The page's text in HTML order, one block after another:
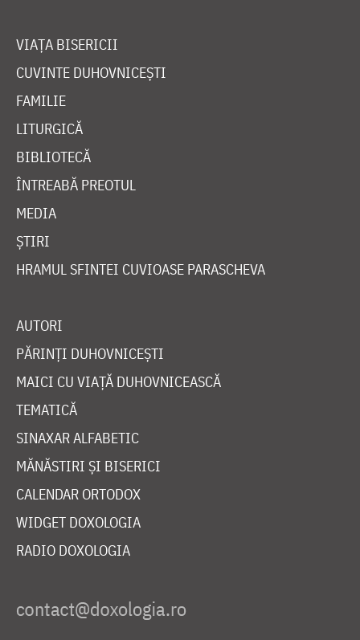
VIAȚA BISERICII
CUVINTE DUHOVNICEȘTI
FAMILIE
LITURGICĂ
BIBLIOTECĂ
ÎNTREABĂ PREOTUL
MEDIA
ȘTIRI
HRAMUL SFINTEI CUVIOASE PARASCHEVA
AUTORI
PĂRINȚI DUHOVNICEȘTI
MAICI CU VIAȚĂ DUHOVNICEASCĂ
TEMATICĂ
SINAXAR ALFABETIC
MĂNĂSTIRI ȘI BISERICI
CALENDAR ORTODOX
WIDGET DOXOLOGIA
RADIO DOXOLOGIA